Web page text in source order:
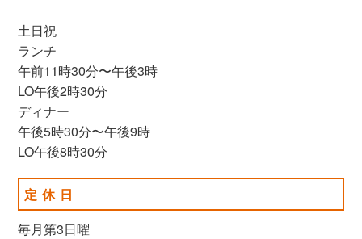
土日祝
ランチ
午前11時30分〜午後3時
LO午後2時30分
ディナー
午後5時30分〜午後9時
LO午後8時30分
定休日
毎月第3日曜